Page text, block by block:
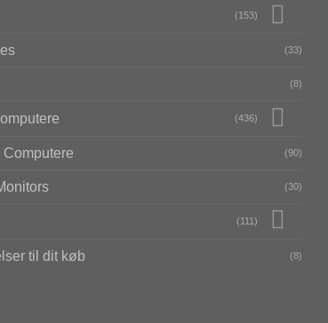
(153)
(33)
(8)
(436)
(90)
(30)
(111)
til dit køb (8)